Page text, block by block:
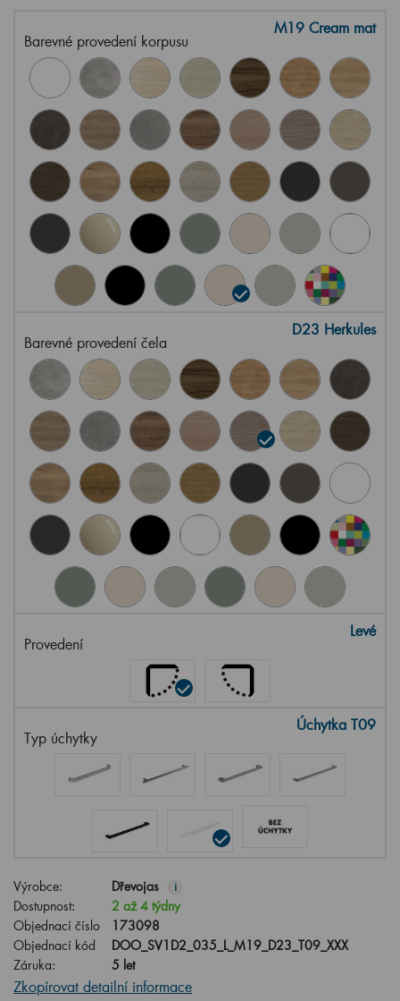
Barevné provedení korpusu
M19 Cream mat
Barevné provedení čela
D23 Herkules
Provedení
Levé
Typ úchytky
Úchytka T09
Výrobce: Dřevojas i
Dostupnost:
2 až 4 týdny
Objednací číslo
173098
Objednací kód
DOO_SV1D2_035_L_M19_D23_T09_XXX
Záruka:
5 let
Zkopírovat detailní informace